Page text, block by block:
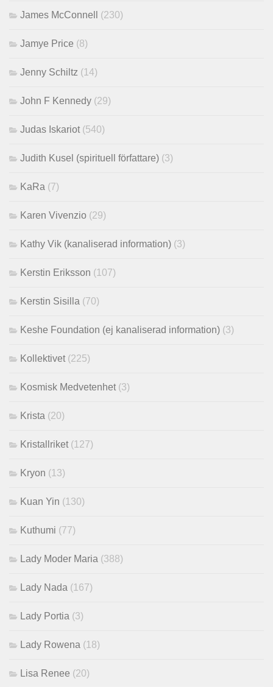
James McConnell (230)
Jamye Price (8)
Jenny Schiltz (14)
John F Kennedy (29)
Judas Iskariot (540)
Judith Kusel (spirituell författare) (3)
KaRa (7)
Karen Vivenzio (29)
Kathy Vik (kanaliserad information) (3)
Kerstin Eriksson (107)
Kerstin Sisilla (70)
Keshe Foundation (ej kanaliserad information) (3)
Kollektivet (225)
Kosmisk Medvetenhet (3)
Krista (20)
Kristallriket (127)
Kryon (13)
Kuan Yin (130)
Kuthumi (77)
Lady Moder Maria (388)
Lady Nada (167)
Lady Portia (3)
Lady Rowena (18)
Lisa Renee (20)